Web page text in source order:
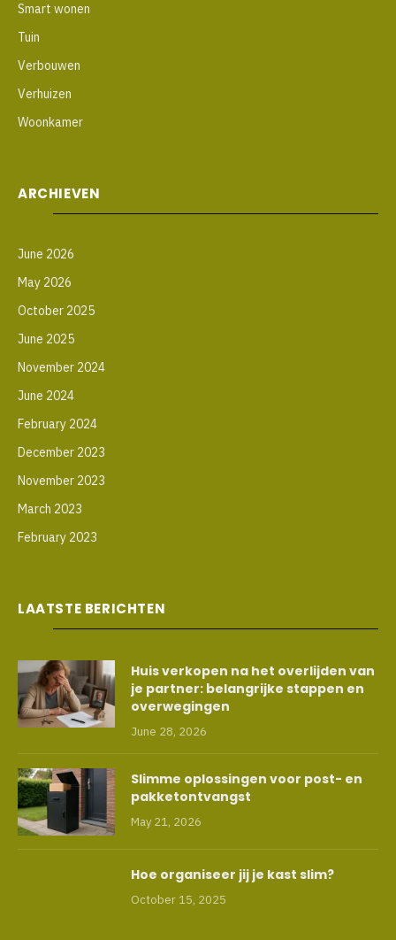
Smart wonen
Tuin
Verbouwen
Verhuizen
Woonkamer
ARCHIEVEN
June 2026
May 2026
October 2025
June 2025
November 2024
June 2024
February 2024
December 2023
November 2023
March 2023
February 2023
LAATSTE BERICHTEN
Huis verkopen na het overlijden van
je partner: belangrijke stappen en
overwegingen
June 28, 2026
Slimme oplossingen voor post- en
pakketontvangst
May 21, 2026
Hoe organiseer jij je kast slim?
October 15, 2025